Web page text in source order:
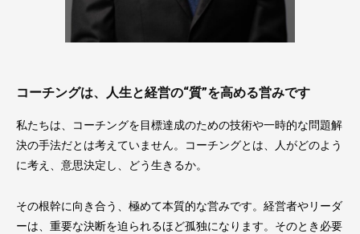
コーチングは、人生と経営の“質”を高める営みです
私たちは、コーチングを目標達成のための技術や一時的な問題解
決の手法だとは考えていません。コーチングとは、人がどのよう
に考え、意思決定し、どう生きるか。
その根幹に向き合う、極めて本質的な営みです。経営者やリーダ
ーは、重要な決断を迫られるほど孤独になります。そのとき必要